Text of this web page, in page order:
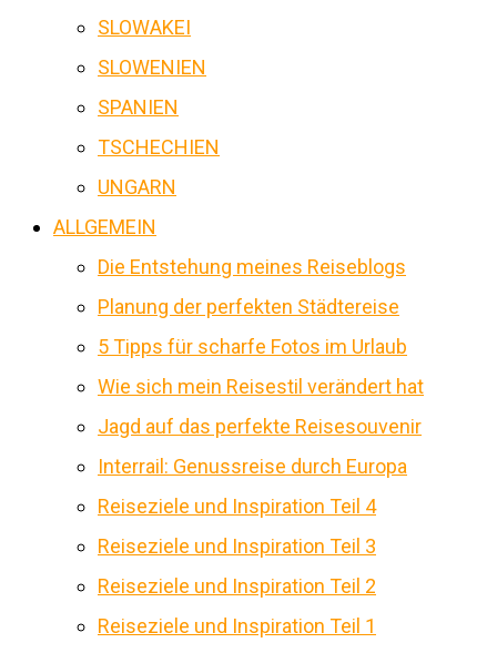
SLOWAKEI
SLOWENIEN
SPANIEN
TSCHECHIEN
UNGARN
ALLGEMEIN
Die Entstehung meines Reiseblogs
Planung der perfekten Städtereise
5 Tipps für scharfe Fotos im Urlaub
Wie sich mein Reisestil verändert hat
Jagd auf das perfekte Reisesouvenir
Interrail: Genussreise durch Europa
Reiseziele und Inspiration Teil 4
Reiseziele und Inspiration Teil 3
Reiseziele und Inspiration Teil 2
Reiseziele und Inspiration Teil 1